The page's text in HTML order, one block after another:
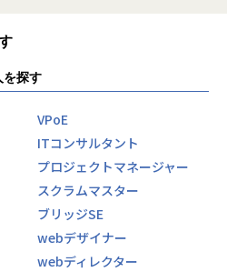
を探す
VPoE
ITコンサルタント
プロジェクトマネージャー
スクラムマスター
ブリッジSE
webデザイナー
webディレクター